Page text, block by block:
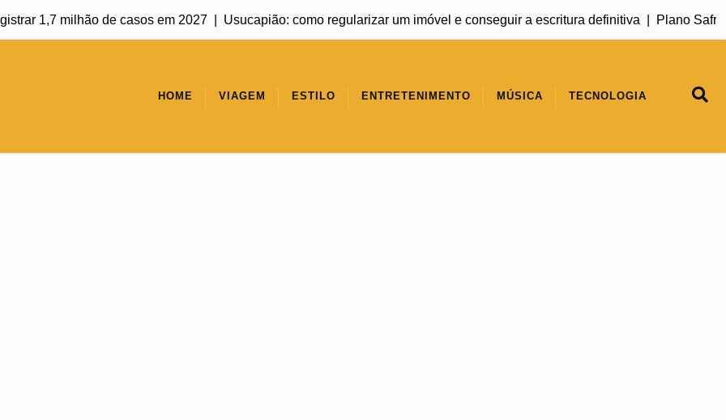
1,7 milhão de casos em 2027 |Usucapião: como regularizar um imóvel e conseguir a escritura definitiva |Plano Safra
HOME VIAGEM ESTILO ENTRETENIMENTO MÚSICA TECNOLOGIA